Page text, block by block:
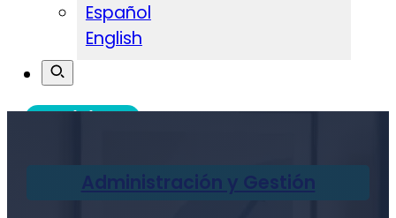
Español
English
Admisiones
Administración y Gestión